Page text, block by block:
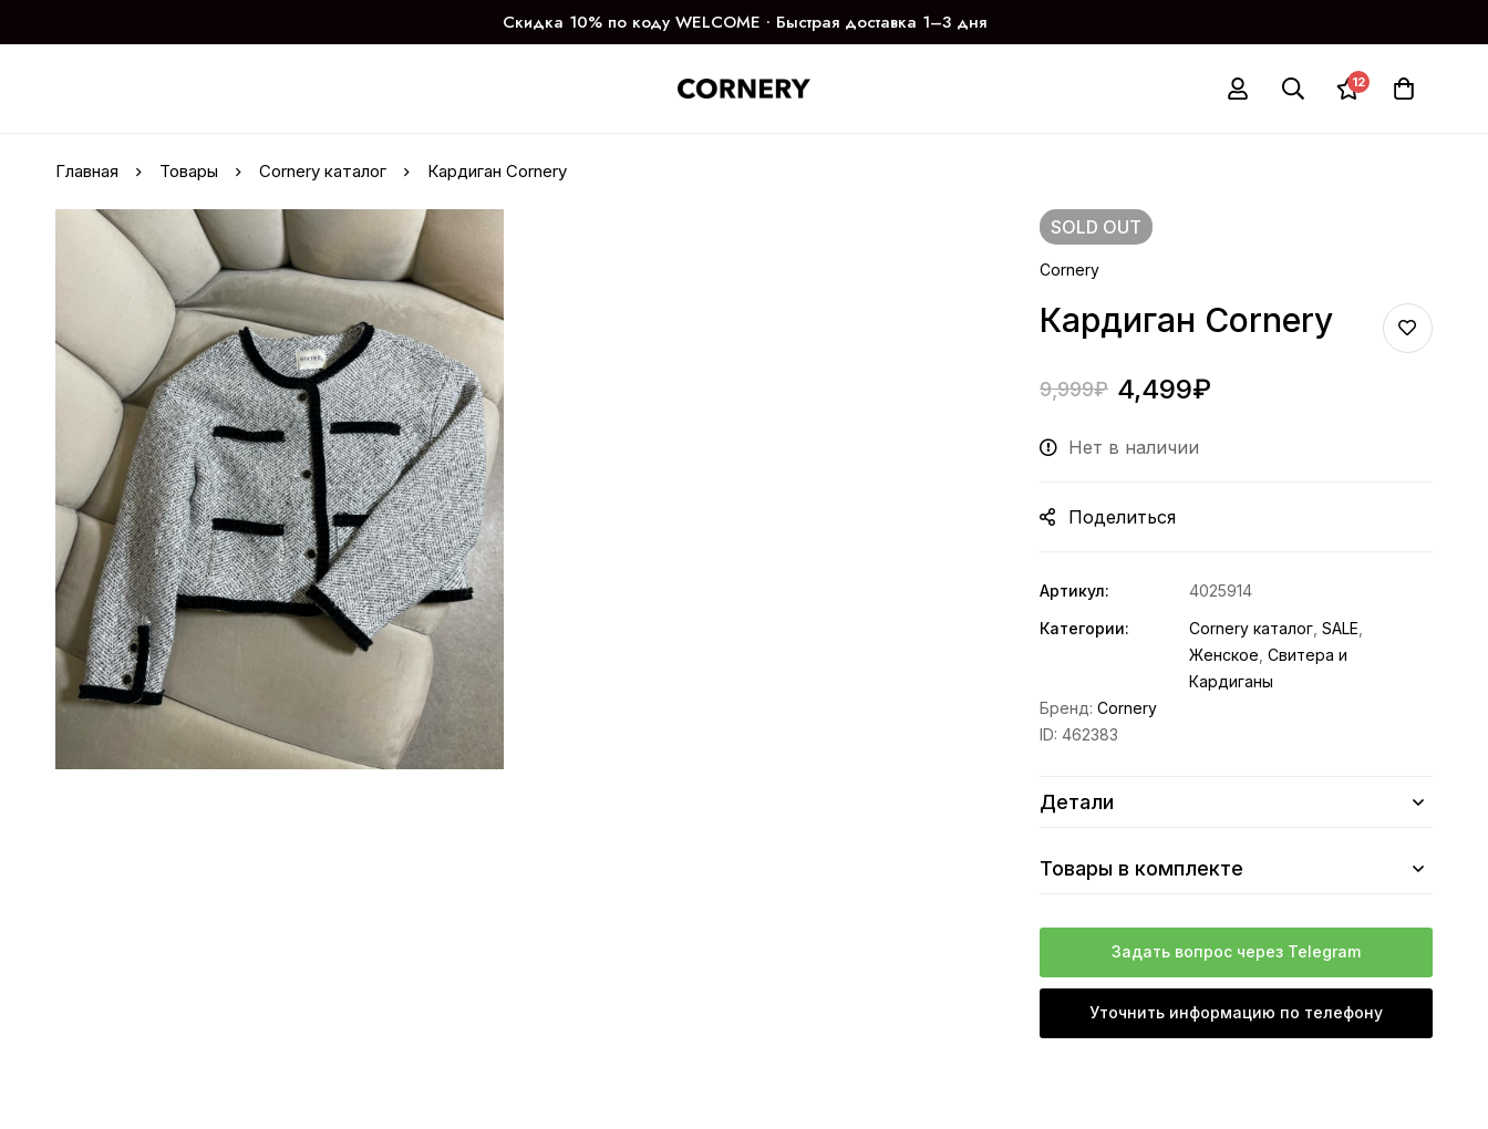
Скидка 10% по коду WELCOME ∙ Быстрая доставка 1–3 дня
12
Главная Товары Cornery каталог Кардиган Cornery
SOLD OUT
Cornery
Кардиган Cornery
9,999₽ 4,499₽
Нет в наличии
Поделиться
Артикул:
4025914
Категории:
Cornery каталог ,SALE
Женское ,Свитера и
Кардиганы
Бренд:Cornery
ID:462383
Детали
Товары в комплекте
Задать вопрос через Telegram
Уточнить информацию по телефону